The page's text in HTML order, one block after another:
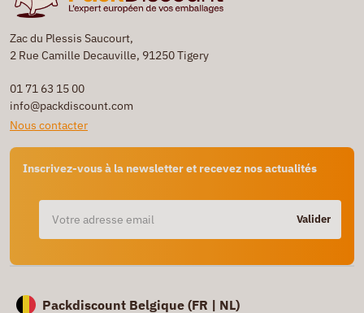
Zac du Plessis Saucourt,
2 Rue Camille Decauville, 91250 Tigery
01 71 63 15 00
info@packdiscount.com
Nous contacter
Inscrivez-vous à la newsletter et recevez nos actualités
Valider
Packdiscount Belgique (FR | NL)